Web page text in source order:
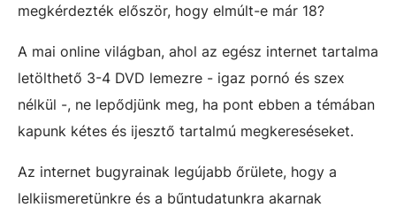
megkérdezték először, hogy elmúlt-e már 18?
A mai online világban, ahol az egész internet tartalma
letölthető 3-4 DVD lemezre - igaz pornó és szex
nélkül -, ne lepődjünk meg, ha pont ebben a témában
kapunk kétes és ijesztő tartalmú megkereséseket.
Az internet bugyrainak legújabb őrülete, hogy a
lelkiismeretünkre és a bűntudatunkra akarnak